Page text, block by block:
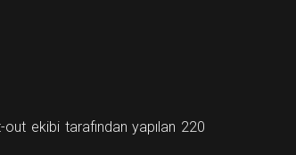
ekibi tarafından yapılan 220